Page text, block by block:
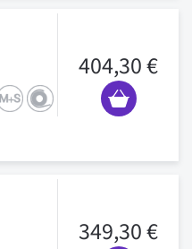
404,30 €
349,30 €